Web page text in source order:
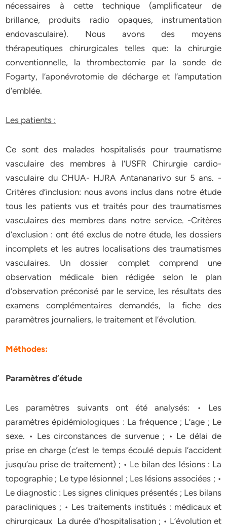
nécessaires à cette technique (amplificateur de
brillance, produits radio opaques, instrumentation
endovasculaire). Nous avons des moyens
thérapeutiques chirurgicales telles que: la chirurgie
conventionnelle, la thrombectomie par la sonde de
Fogarty, l’aponévrotomie de décharge et l’amputation
d’emblée.
Les patients :
Ce sont des malades hospitalisés pour traumatisme
vasculaire des membres à l’USFR Chirurgie cardio-
vasculaire du CHUA- HJRA Antananarivo sur 5 ans. -
Critères d’inclusion: nous avons inclus dans notre étude
tous les patients vus et traités pour des traumatismes
vasculaires des membres dans notre service. -Critères
d’exclusion : ont été exclus de notre étude, les dossiers
incomplets et les autres localisations des traumatismes
vasculaires. Un dossier complet comprend une
observation médicale bien rédigée selon le plan
d’observation préconisé par le service, les résultats des
examens complémentaires demandés, la fiche des
paramètres journaliers, le traitement et l’évolution.
Méthodes:
Paramètres d’étude
Les paramètres suivants ont été analysés: • Les
paramètres épidémiologiques : La fréquence ; L’age ; Le
sexe. • Les circonstances de survenue ; • Le délai de
prise en charge (c’est le temps écoulé depuis l’accident
jusqu’au prise de traitement) ; • Le bilan des lésions : La
topographie ; Le type lésionnel ; Les lésions associées ; •
Le diagnostic : Les signes cliniques présentés ; Les bilans
paracliniques ; • Les traitements institués : médicaux et
chirurgicaux La durée d’hospitalisation ; • L’évolution et